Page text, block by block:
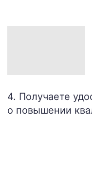
4. Получаете
о повышении